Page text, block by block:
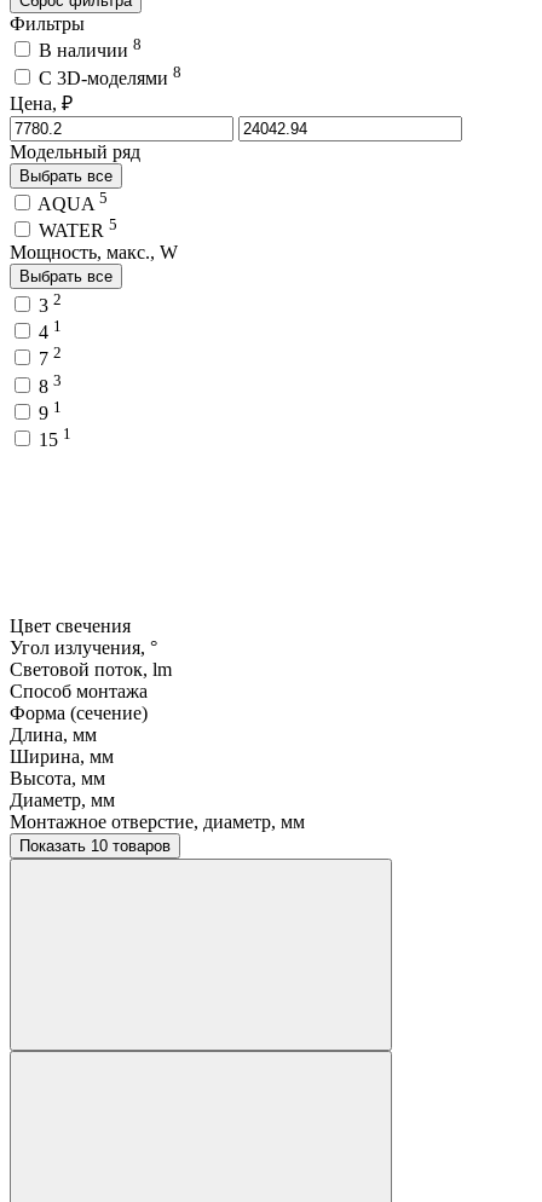
Фильтры
В наличии 8
C 3D-моделями 8
Цена, ₽
Модельный ряд
Выбрать все
AQUA 5
WATER 5
Мощность, макс., W
Выбрать все
3 2
4 1
7 2
8 3
9 1
15 1
Цвет свечения
Угол излучения, °
Световой поток, lm
Способ монтажа
Форма (сечение)
Длина, мм
Ширина, мм
Высота, мм
Диаметр, мм
Монтажное отверстие, диаметр, мм
Показать 10 товаров